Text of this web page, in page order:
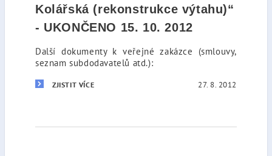
Kolářská (rekonstrukce výtahu)“
- UKONČENO 15. 10. 2012
Další dokumenty k veřejné zakázce (smlouvy,
seznam subdodavatelů atd.):
ZJISTIT VÍCE 27. 8. 2012